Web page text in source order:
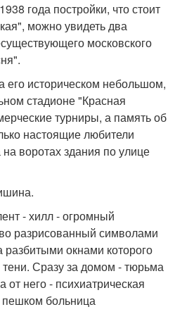
года постройки, что стоит
можно увидеть два
московского
его историческом небольшом,
стадионе "Красная
турниры, а память об
настоящие любители
воротах здания по улице
- хилл - огромный
разрисованный символами
разбитыми окнами которого
Сразу за домом - тюрьма
него - психиатрическая
пешком больница